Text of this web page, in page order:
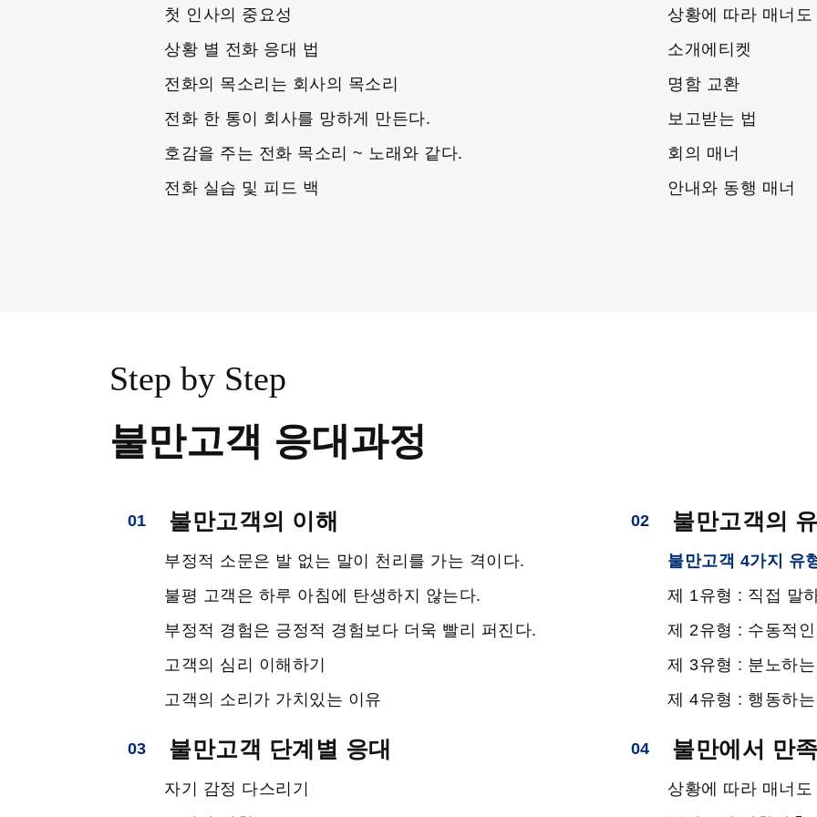
첫 인사의 중요성
상황 별 전화 응대 법
전화의 목소리는 회사의 목소리
전화 한 통이 회사를 망하게 만든다.
호감을 주는 전화 목소리 ~ 노래와 같다.
전화 실습 및 피드 백
상황에 따라 매너
소개에티켓
명함 교환
보고받는 법
회의 매너
안내와 동행 매너
Step by Step
불만고객 응대과정
01 불만고객의 이해
부정적 소문은 발 없는 말이 천리를 가는 격이다.
불평 고객은 하루 아침에 탄생하지 않는다.
부정적 경험은 긍정적 경험보다 더욱 빨리 퍼진다.
고객의 심리 이해하기
고객의 소리가 가치있는 이유
02 불만고객의
불만고객 4가지 유
제 1유형 : 직접 말
제 2유형 : 수동적
제 3유형 : 분노하
제 4유형 : 행동하
03 불만고객 단계별 응대
자기 감정 다스리기
04 불만에서 만
상황에 따라 매너